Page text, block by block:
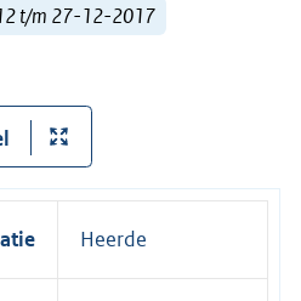
t/m 27-12-2017
Heerde